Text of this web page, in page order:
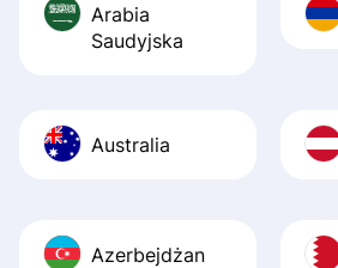
Arabia
Saudyjska
Australia
Azerbejdżan